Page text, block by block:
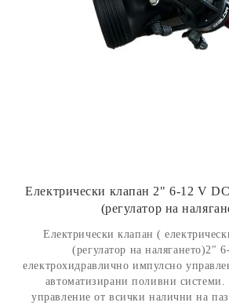
Електрически клапан 2" 6-12 V
(регулатор на
Електрически клапан (
(регулатор на налягането)2"
електрохидравлично импулсно
автоматизирани поливни
управление от всички налични на